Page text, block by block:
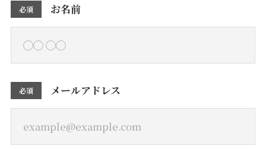
必須 お名前
必須 メールアドレス